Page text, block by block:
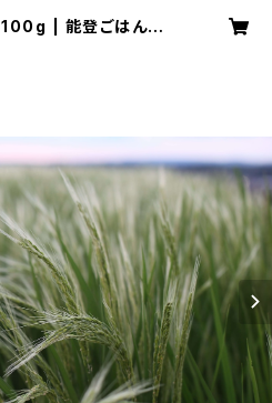
| 能登ごはん農